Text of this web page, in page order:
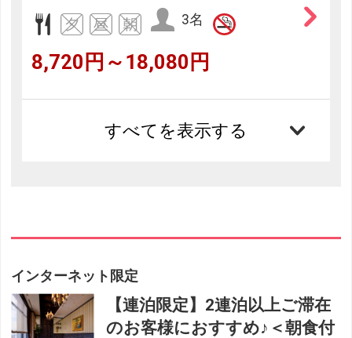
3名
8,720円～18,080円
すべてを表示する
インターネット限定
【連泊限定】2連泊以上ご滞在
のお客様におすすめ♪＜朝食付